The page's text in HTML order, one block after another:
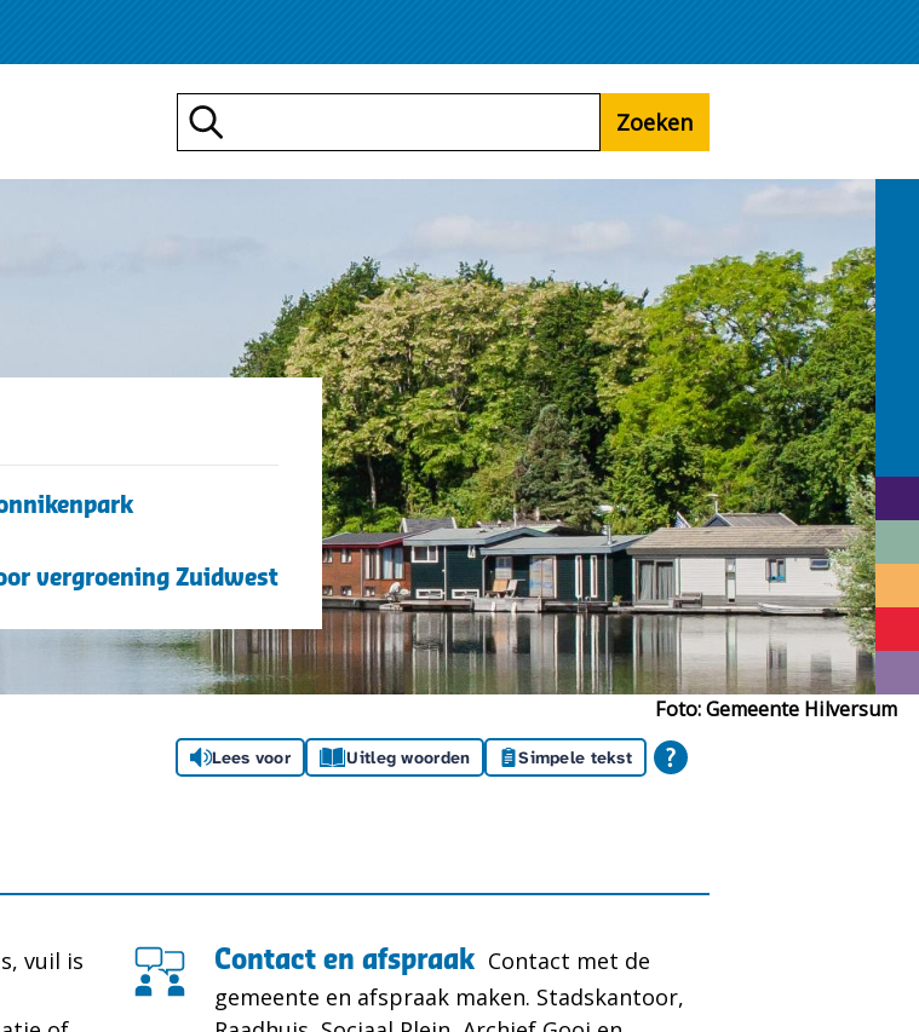
Zoeken Zoeken
Foto: Gemeente Hilversum
vergroening Zuidwest
Lees voor Uitleg woorden Simpele tekst
vuil is
Contact en afspraak Contact met de
gemeente en afspraak maken. Stadskantoor,